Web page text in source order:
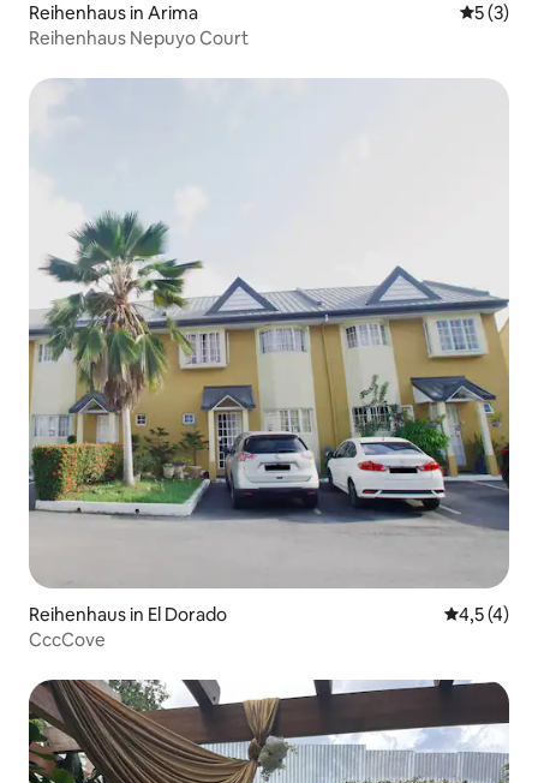
Reihenhaus in Arima
5 (3)
Reihenhaus Nepuyo Court
Reihenhaus in El Dorado
4,5 (4)
CccCove